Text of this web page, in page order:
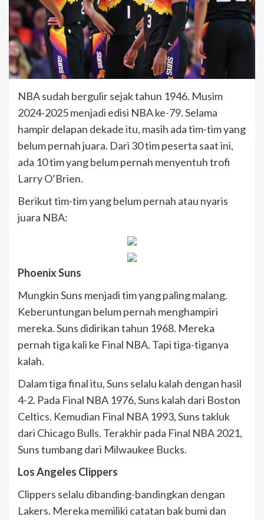
NBA sudah bergulir sejak tahun 1946. Musim
2024-2025 menjadi edisi NBA ke-79. Selama
hampir delapan dekade itu, masih ada tim-tim yang
belum pernah juara. Dari 30 tim peserta saat ini,
ada 10 tim yang belum pernah menyentuh trofi
Larry O’Brien.
Berikut tim-tim yang belum pernah atau nyaris
juara NBA:
Phoenix Suns
Mungkin Suns menjadi tim yang paling malang.
Keberuntungan belum pernah menghampiri
mereka. Suns didirikan tahun 1968. Mereka
pernah tiga kali ke Final NBA. Tapi tiga-tiganya
kalah.
Dalam tiga final itu, Suns selalu kalah dengan hasil
4-2. Pada Final NBA 1976, Suns kalah dari Boston
Celtics. Kemudian Final NBA 1993, Suns takluk
dari Chicago Bulls. Terakhir pada Final NBA 2021,
Suns tumbang dari Milwaukee Bucks.
Los Angeles Clippers
Clippers selalu dibanding-bandingkan dengan
Lakers. Mereka memiliki catatan bak bumi dan